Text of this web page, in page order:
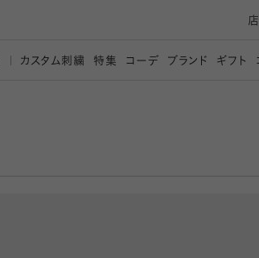
カスタム刺繍 特集 コーデ ブランド ギフト